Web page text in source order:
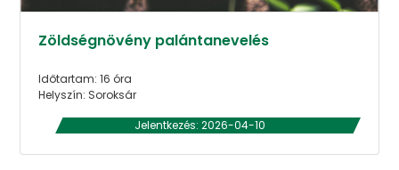
Zöldségnövény palántanevelés
Időtartam: 16 óra
Helyszín: Soroksár
Jelentkezés: 2026-04-10